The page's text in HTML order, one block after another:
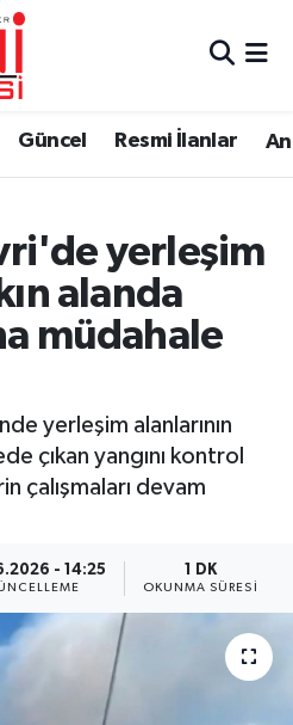
Güncel Resmi İlanlar
yerleşim
alanda
müdahale
yerleşim alanlarının
çıkan yangını kontrol
çalışmaları devam
- 14:25 1 DK
OKUNMA SÜRESI
Haritası
ve Fikstür